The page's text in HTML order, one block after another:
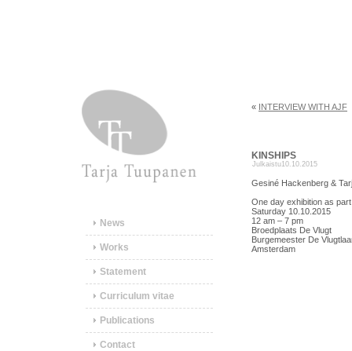
News
Works
Statement
Curriculum vitae
Publications
Contact
« INTERVIEW WITH AJF
KINSHIPS
Julkaistu10.10.2015
Gesiné Hackenberg &
One day exhibition as
Saturday 10.10.2015
12 am – 7 pm
Broedplaats De Vlugt
Burgemeester De
Amsterdam